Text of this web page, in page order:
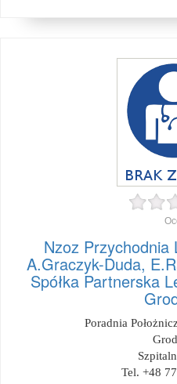
Nzoz Przychodnia
A.Graczyk-Duda,
Spółka Partnerska
Poradnia
Tel. +48